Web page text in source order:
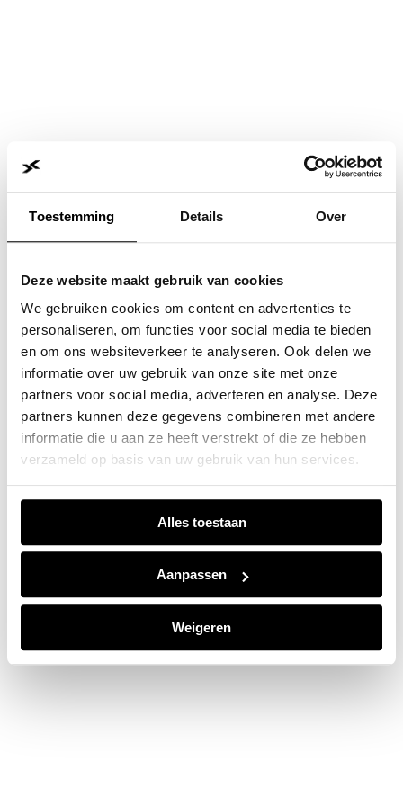
Toestemming Details Over
Deze website maakt gebruik van cookies
We gebruiken cookies om content en advertenties te
personaliseren, om functies voor social media te bieden
en om ons websiteverkeer te analyseren. Ook delen we
informatie over uw gebruik van onze site met onze
partners voor social media, adverteren en analyse. Deze
partners kunnen deze gegevens combineren met andere
informatie die u aan ze heeft verstrekt of die ze hebben
verzameld op basis van uw gebruik van hun services.
Alles toestaan
Aanpassen
Weigeren
Application error: a client-side exception has occurred while
loadingwww.jvk.nl(see the browser consolefor more
information).